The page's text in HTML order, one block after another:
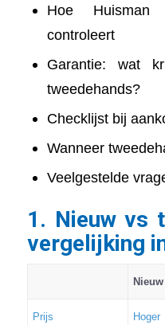
Hoe Huisman
controleert
Garantie: wat
tweedehands?
Checklijst bij
Wanneer
Veelgestelde
1. Nieuw vs
vergelijking
Nieuw
Prijs Hoger